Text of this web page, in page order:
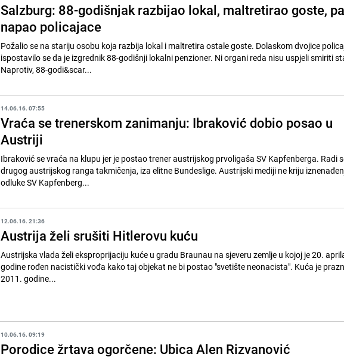
Salzburg: 88-godišnjak razbijao lokal, maltretirao goste, pa
napao policajace
Požalio se na stariju osobu koja razbija lokal i maltretira ostale goste. Dolaskom dvojice policajaca
ispostavilo se da je izgrednik 88-godišnji lokalni penzioner. Ni organi reda nisu uspjeli smiriti
Naprotiv, 88-godi&scar...
14.06.16. 07:55
Vraća se trenerskom zanimanju: Ibraković dobio posao u
Austriji
Ibraković se vraća na klupu jer je postao trener austrijskog prvoligaša SV Kapfenberga. Radi
drugog austrijskog ranga takmičenja, iza elitne Bundeslige. Austrijski mediji ne kriju
odluke SV Kapfenberg...
12.06.16. 21:36
Austrija želi srušiti Hitlerovu kuću
Austrijska vlada želi eksproprijaciju kuće u gradu Braunau na sjeveru zemlje u kojoj je 20.
godine rođen nacistički vođa kako taj objekat ne bi postao "svetište neonacista". Kuća je
2011. godine...
10.06.16. 09:19
Porodice žrtava ogorčene: Ubica Alen Rizvanović